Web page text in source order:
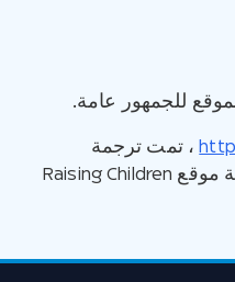
للجمهور عامة.
، تمت ترجمة
المعلومات وتحريرها بمصادقة موقع Raising Children